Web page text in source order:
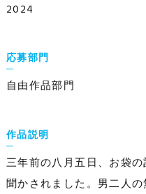
2024
応募部門
自由作品部門
作品説明
三年前の八月五日、お袋
聞かされました。男二人